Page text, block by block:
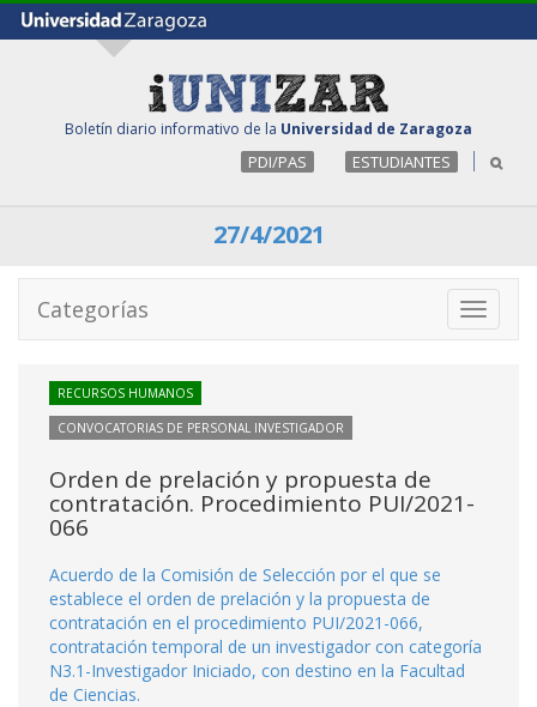
Boletín diario informativo de la Universidad de Zaragoza
PDI/PAS ESTUDIANTES
27/4/2021
Toggle
Categorías
RECURSOS HUMANOS
CONVOCATORIAS DE PERSONAL INVESTIGADOR
Orden de prelación y propuesta de
contratación. Procedimiento PUI/2021-
066
Acuerdo de la Comisión de Selección por el que se
establece el orden de prelación y la propuesta de
contratación en el procedimiento PUI/2021-066,
contratación temporal de un investigador con categoría
N3.1-Investigador Iniciado, con destino en la Facultad
de Ciencias.